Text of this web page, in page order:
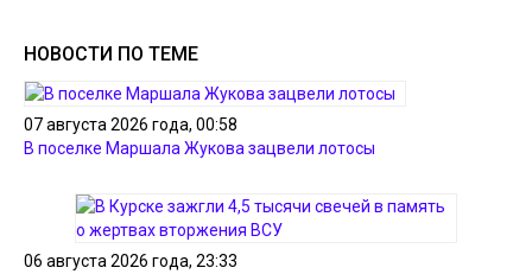
НОВОСТИ ПО ТЕМЕ
07 августа 2026 года, 00:58
В поселке Маршала Жукова зацвели лотосы
06 августа 2026 года, 23:33